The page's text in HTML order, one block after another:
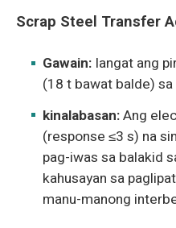
Scrap Steel Transfer
Gawain: Iangat ang
(18 t bawat balde)
kinalabasan:Ang
(response ≤3 s) na
pag-iwas sa balakid
kahusayan sa
manu-manong